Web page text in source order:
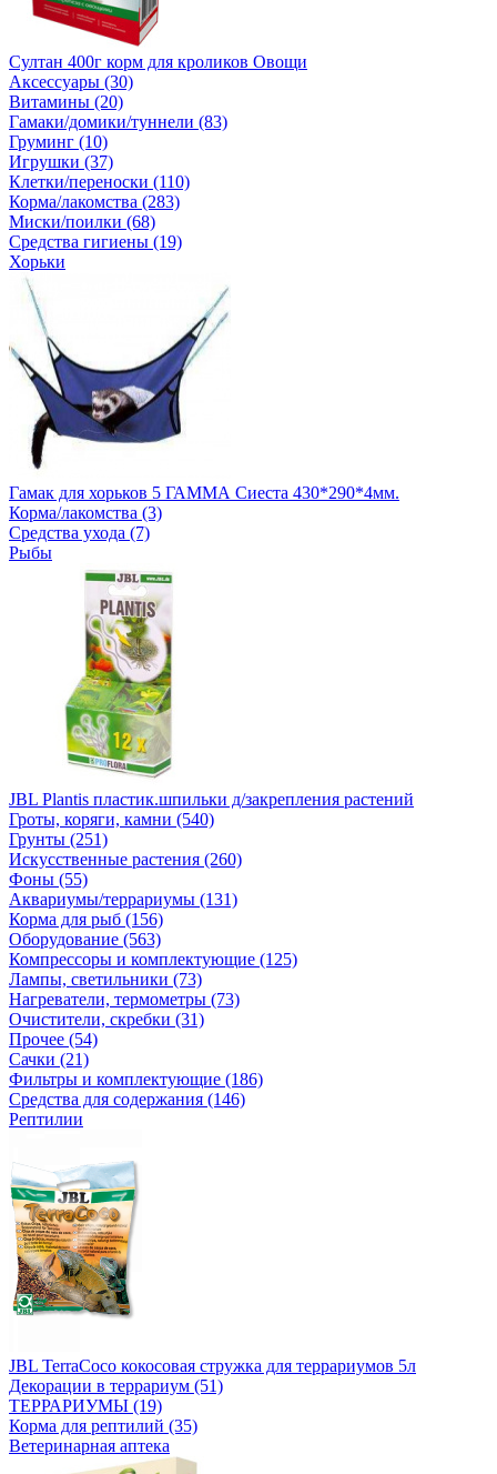
Султан 400г корм для кроликов Овощи
Аксессуары (30)
Витамины (20)
Гамаки/домики/туннели (83)
Груминг (10)
Игрушки (37)
Клетки/переноски (110)
Корма/лакомства (283)
Миски/поилки (68)
Средства гигиены (19)
Хорьки
Гамак для хорьков 5 ГАММА Сиеста 430*290*4мм.
Корма/лакомства (3)
Средства ухода (7)
Рыбы
JBL Plantis пластик.шпильки д/закрепления растений
Гроты, коряги, камни (540)
Грунты (251)
Искусственные растения (260)
Фоны (55)
Аквариумы/террариумы (131)
Корма для рыб (156)
Оборудование (563)
Компрессоры и комплектующие (125)
Лампы, светильники (73)
Нагреватели, термометры (73)
Очистители, скребки (31)
Прочее (54)
Сачки (21)
Фильтры и комплектующие (186)
Средства для содержания (146)
Рептилии
JBL TerraCoco кокосовая стружка для террариумов 5л
Декорации в террариум (51)
ТЕРРАРИУМЫ (19)
Корма для рептилий (35)
Ветеринарная аптека